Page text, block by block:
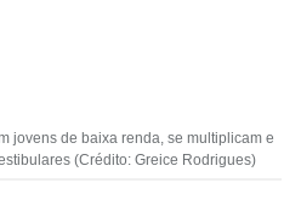
jovens de baixa renda, se multiplicam e
(Crédito: Greice Rodrigues)